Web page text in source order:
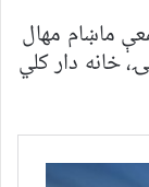
ماښام مهال
خانه دار کلي